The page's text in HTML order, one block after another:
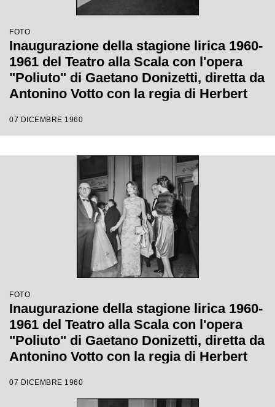
FOTO
Inaugurazione della stagione lirica 1960-
1961 del Teatro alla Scala con l'opera
"Poliuto" di Gaetano Donizetti, diretta da
Antonino Votto con la regia di Herbert
07 DICEMBRE 1960
FOTO
Inaugurazione della stagione lirica 1960-
1961 del Teatro alla Scala con l'opera
"Poliuto" di Gaetano Donizetti, diretta da
Antonino Votto con la regia di Herbert
07 DICEMBRE 1960